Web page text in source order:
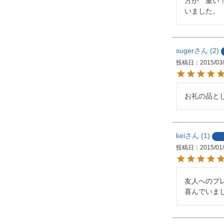
いました。
suger 2
投稿日 2015/
お礼の品と
kei 1
投稿日 2015/
友人へのプ
喜んでいま